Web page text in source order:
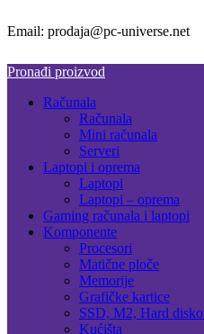
Email: prodaja@pc-universe.net
Pronađi proizvod
Računala
Računala
Mini računala
Serveri
Laptopi i oprema
Laptopi
Laptopi – oprema
Gaming računala i laptopi
Komponente
Procesori
Matične ploče
Memorije
Grafičke kartice
SSD, M2, Hard
Kućišta